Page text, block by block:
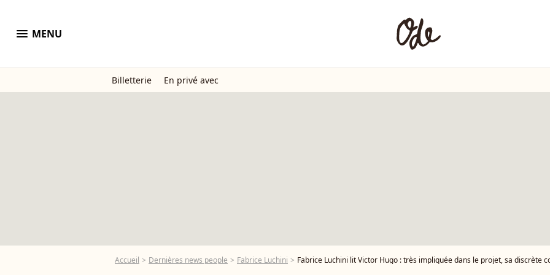
menu MENU
Billetterie En privé avec
Accueil Dernières news people Fabrice Luchini Fabrice Luchini lit Victor Hugo : très impliquée dans le projet, sa discrète